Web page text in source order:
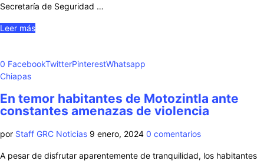
Secretaría de Seguridad …
Leer más
0 FacebookTwitterPinterestWhatsapp
Chiapas
En temor habitantes de Motozintla ante
constantes amenazas de violencia
por Staff GRC Noticias 9 enero, 2024 0 comentarios
A pesar de disfrutar aparentemente de tranquilidad, los habitantes